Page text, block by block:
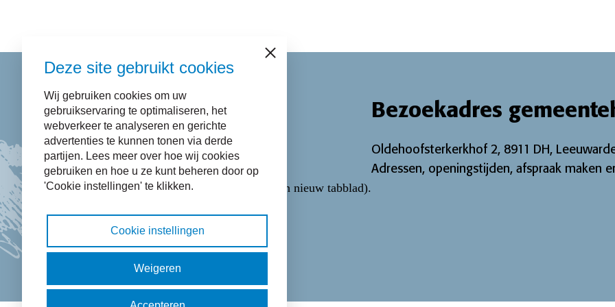
Contact
14 058
E-mail via hetContactformulier
WhatsApp via06-43365223 (opent in nieuw tabblad).
Facebook pictogram: bekijk onze Facebook pagina
Twitter pictogram: bekijk onze Twitter pagina
Bezoekadres
Oldehoofsterkerkhof 2, 8911 DH,
Adressen, openingstijden, afspraak maken
Deze site gebruikt cookies
Wij gebruiken cookies om uw
gebruikservaring te optimaliseren, het
webverkeer te analyseren en gerichte
advertenties te kunnen tonen via derde
partijen. Lees meer over hoe wij cookies
gebruiken en hoe u ze kunt beheren door op
'Cookie instellingen' te klikken.
Sluiten
Cookie instellingen
Weigeren